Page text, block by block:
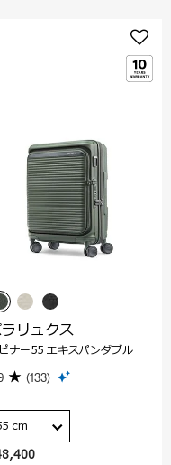
リュクス
ナー55 エキスパンダブル
(133)
cm